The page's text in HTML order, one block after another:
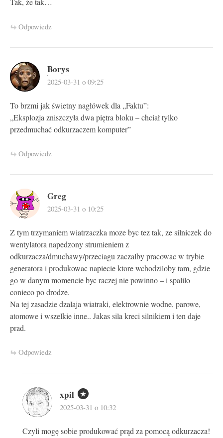
Tak, że tak…
Odpowiedz
Borys
2025-03-31 o 09:25
To brzmi jak świetny nagłówek dla „Faktu”:
„Eksplozja zniszczyła dwa piętra bloku – chciał tylko
przedmuchać odkurzaczem komputer”
Odpowiedz
Greg
2025-03-31 o 10:25
Z tym trzymaniem wiatrzaczka moze byc tez tak, ze silniczek do
wentylatora napedzony strumieniem z
odkurzacza/dmuchawy/przeciagu zaczalby pracowac w trybie
generatora i produkowac napiecie ktore wchodziloby tam, gdzie
go w danym momencie byc raczej nie powinno – i spalilo
conieco po drodze.
Na tej zasadzie dzalaja wiatraki, elektrownie wodne, parowe,
atomowe i wszelkie inne.. Jakas sila kreci silnikiem i ten daje
prad.
Odpowiedz
xpil
2025-03-31 o 10:32
Czyli mogę sobie produkować prąd za pomocą odkurzacza!